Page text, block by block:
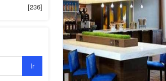
[236]
Ir